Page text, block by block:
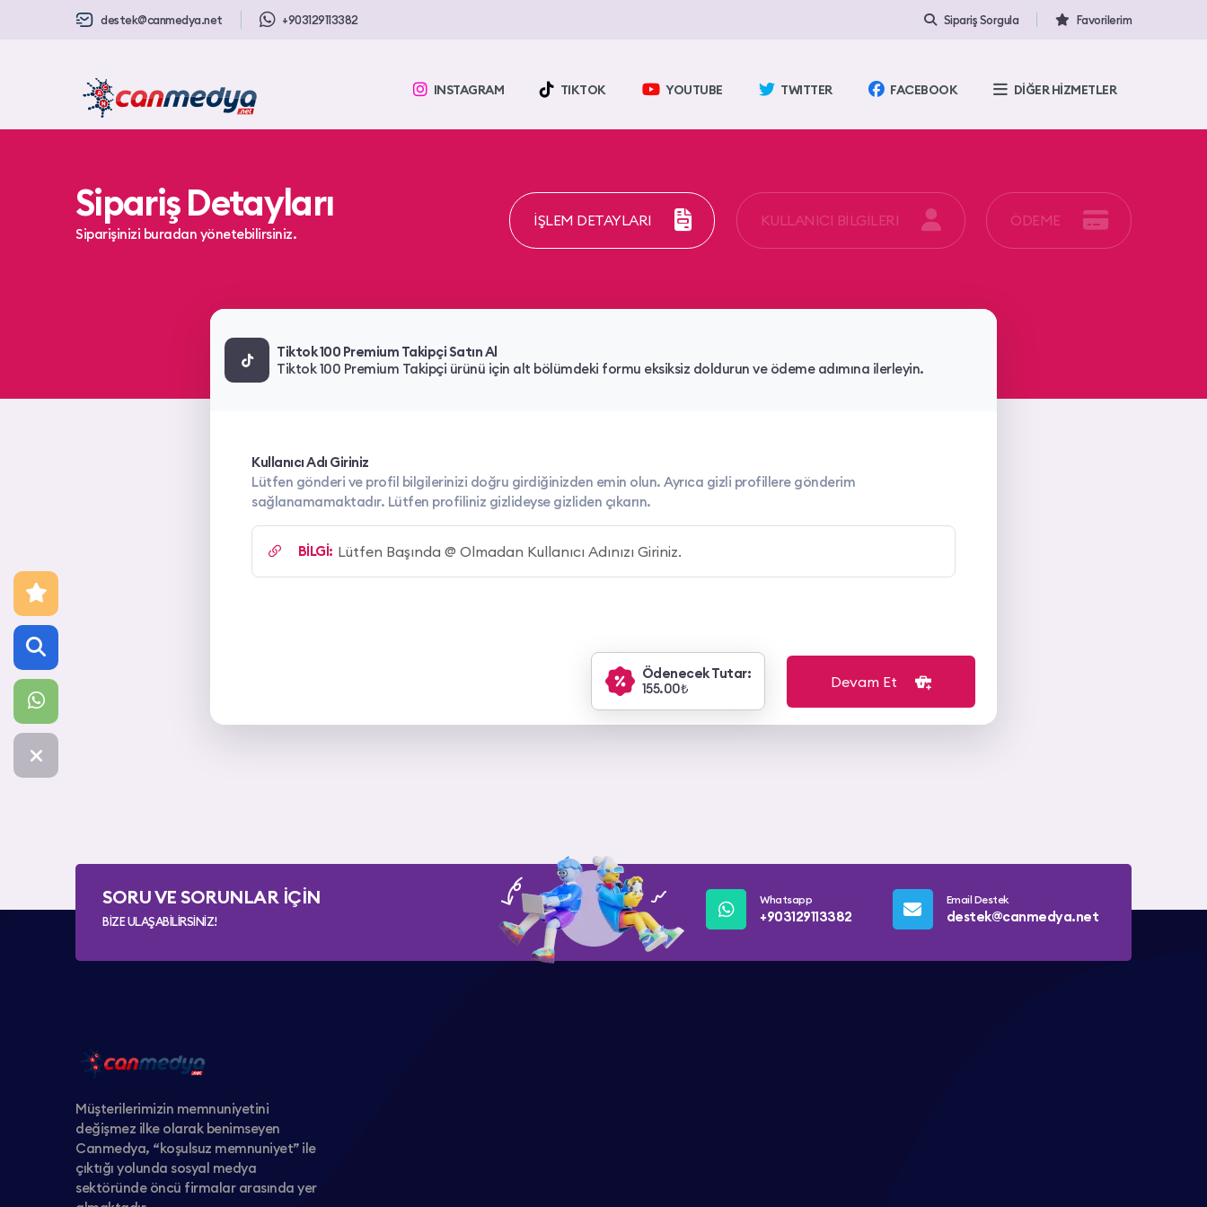
destek@canmedya.net +903129113382 Sipariş Sorgula Favorilerim
INSTAGRAM TIKTOK YOUTUBE TWITTER FACEBOOK DİĞER HİZMETLER
Sipariş Detayları
Siparişinizi buradan yönetebilirsiniz.
İŞLEM DETAYLARI KULLANICI BİLGİLERİ ÖDEME
Tiktok 100 Premium Takipçi Satın Al
Tiktok 100 Premium Takipçi ürünü için alt bölümdeki formu eksiksiz doldurun ve ödeme adımına ilerleyin.
Kullanıcı Adı Giriniz
Lütfen gönderi ve profil bilgilerinizi doğru girdiğinizden emin olun. Ayrıca gizli profillere gönderim
sağlanamamaktadır. Lütfen profiliniz gizlideyse gizliden çıkarın.
BİLGİ:
Ödenecek Tutar:
155.00₺
Devam Et
SORU VE SORUNLAR İÇİN
BİZE ULAŞABİLİRSİNİZ!
Whatsapp
+903129113382
Email Destek
destek@canmedya.net
Müşterilerimizin memnuniyetini
değişmez ilke olarak benimseyen
Canmedya, “koşulsuz memnuniyet” ile
çıktığı yolunda sosyal medya
sektöründe öncü firmalar arasında yer